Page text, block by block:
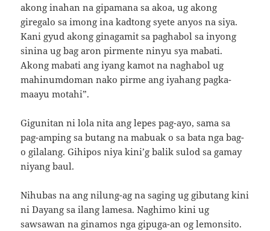
akong inahan na gipamana sa akoa, ug akong
giregalo sa imong ina kadtong syete anyos na siya.
Kani gyud akong ginagamit sa paghabol sa inyong
sinina ug bag aron pirmente ninyu sya mabati.
Akong mabati ang iyang kamot na naghabol ug
mahinumdoman nako pirme ang iyahang pagka-
maayu motahi”.
Gigunitan ni lola nita ang lepes pag-ayo, sama sa
pag-amping sa butang na mabuak o sa bata nga bag-
o gilalang. Gihipos niya kini’g balik sulod sa gamay
niyang baul.
Nihubas na ang nilung-ag na saging ug gibutang kini
ni Dayang sa ilang lamesa. Naghimo kini ug
sawsawan na ginamos nga gipuga-an og lemonsito.